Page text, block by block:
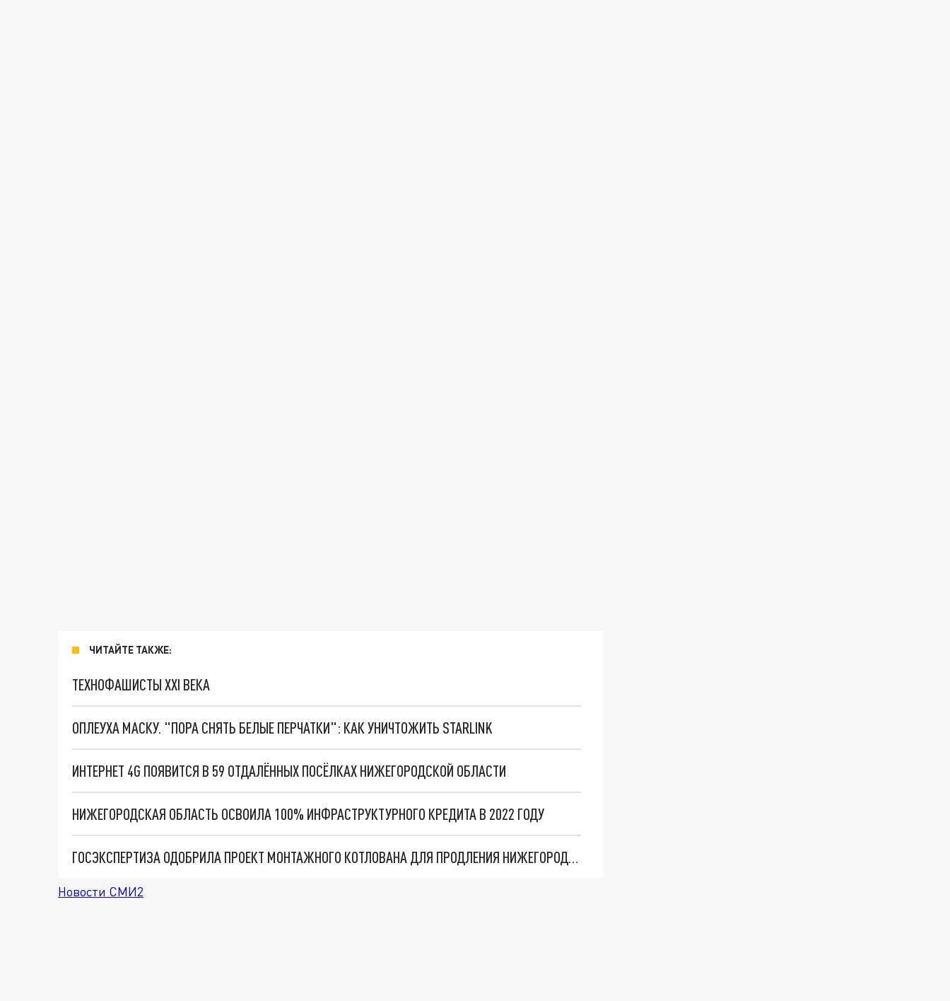
ЧИТАЙТЕ ТАКЖЕ:
ТЕХНОФАШИСТЫ XXI ВЕКА
ОПЛЕУХА МАСКУ. "ПОРА СНЯТЬ БЕЛЫЕ ПЕРЧАТКИ": КАК УНИЧТОЖИТЬ STARLINK
ИНТЕРНЕТ 4G ПОЯВИТСЯ В 59 ОТДАЛЁННЫХ ПОСЁЛКАХ НИЖЕГОРОДСКОЙ ОБЛАСТИ
НИЖЕГОРОДСКАЯ ОБЛАСТЬ ОСВОИЛА 100% ИНФРАСТРУКТУРНОГО КРЕДИТА В 2022 ГОДУ
ГОСЭКСПЕРТИЗА ОДОБРИЛА ПРОЕКТ МОНТАЖНОГО КОТЛОВАНА ДЛЯ ПРОДЛЕНИЯ НИЖЕГОРОДСКОГО МЕТРО
Новости СМИ2